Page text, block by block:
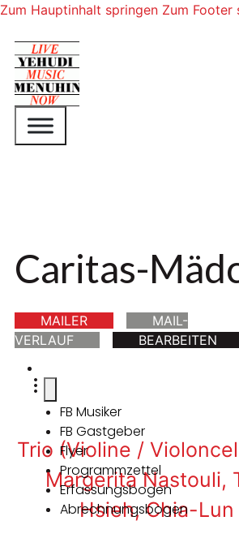
Zum Hauptinhalt springen Zum Footer
Caritas-
MAILER
MAIL-
VERLAUF
BEARBEITEN
FB Musiker
FB Gastgeber
Flyer
Programmzettel
Erfassungsbogen
Abrechnungsbogen
Trio (Violine /
Margerita Nastouli,
Hsieh, Chia-Lun